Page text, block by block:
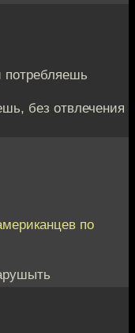
без отвлечения
по